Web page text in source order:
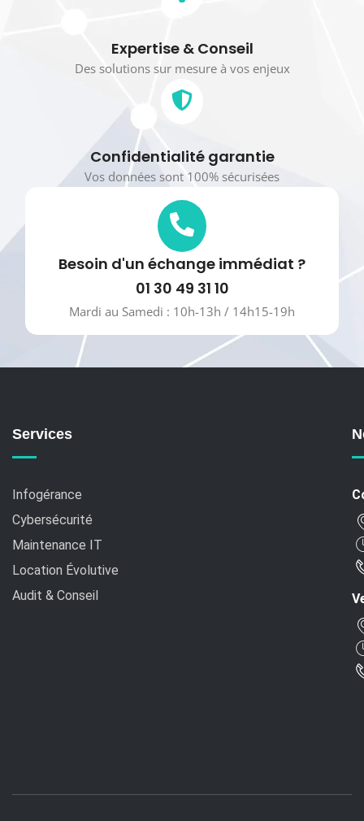
Expertise & Conseil
Des solutions sur mesure à vos enjeux
Confidentialité garantie
Vos données sont 100% sécurisées
Besoin d'un échange immédiat ?
01 30 49 31 10
Mardi au Samedi : 10h-13h / 14h15-19h
Services
Infogérance
Cybersécurité
Maintenance IT
Location Évolutive
Audit & Conseil